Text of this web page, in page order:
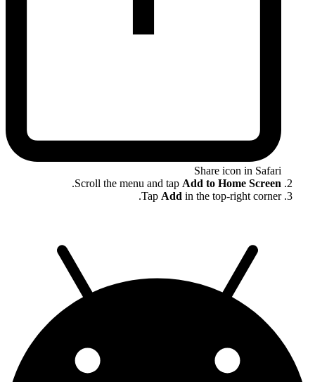
Share icon in Safari
Scroll the menu and tap Add to Home Screen
.
Tap Add in the top-right corner.